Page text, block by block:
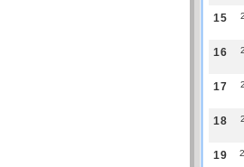
15
16
17
18
19